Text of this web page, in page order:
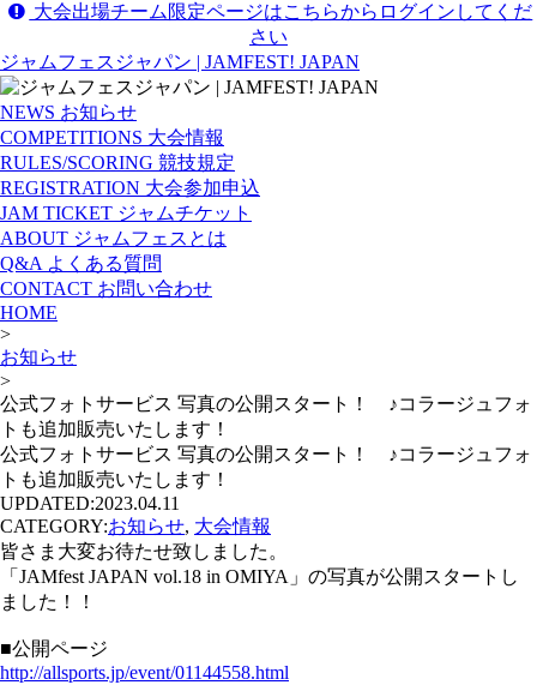
大会出場チーム限定ページはこちらからログインしてくだ
さい
ジャムフェスジャパン | JAMFEST! JAPAN
NEWS お知らせ
COMPETITIONS 大会情報
RULES/SCORING 競技規定
REGISTRATION 大会参加申込
JAM TICKET ジャムチケット
ABOUT ジャムフェスとは
Q&A よくある質問
CONTACT お問い合わせ
HOME
>
お知らせ
>
公式フォトサービス 写真の公開スタート！ ♪コラージュフォ
トも追加販売いたします！
公式フォトサービス 写真の公開スタート！ ♪コラージュフォ
トも追加販売いたします！
UPDATED:2023.04.11
CATEGORY:お知らせ, 大会情報
皆さま大変お待たせ致しました。
「JAMfest JAPAN vol.18 in OMIYA」の写真が公開スタートし
ました！！
■公開ページ
http://allsports.jp/event/01144558.html